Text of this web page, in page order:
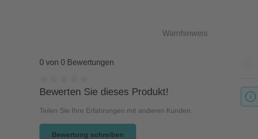
Warnhinweis
0 von 0 Bewertungen
Durchschnittliche Bewertung von 0 von 5 Sternen
Bewerten Sie dieses Produkt!
Teilen Sie Ihre Erfahrungen mit anderen Kunden.
Bewertung schreiben